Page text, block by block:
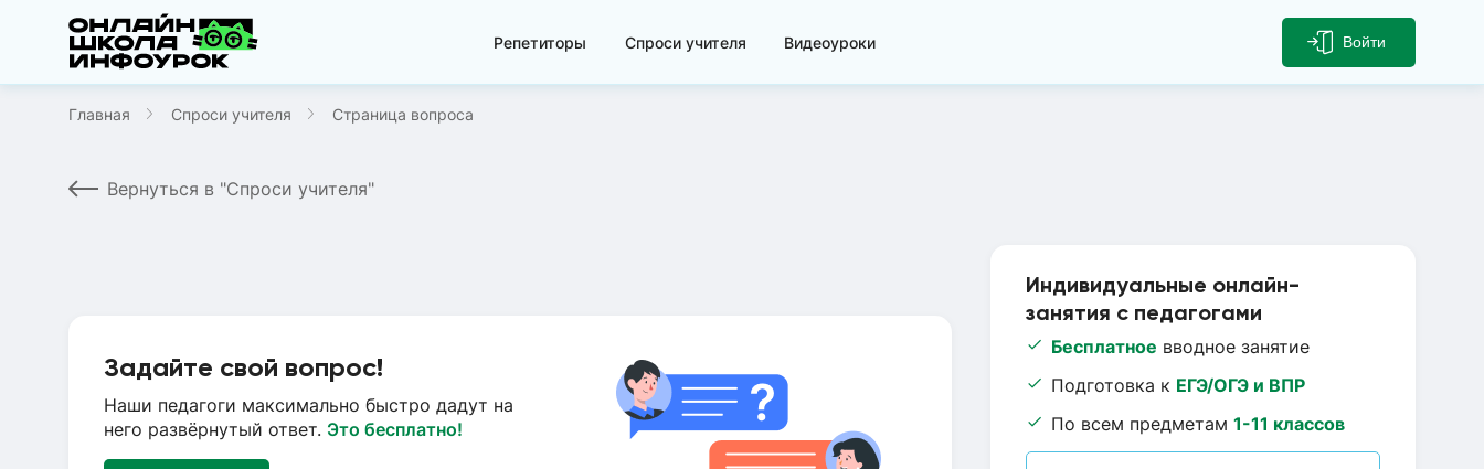
Репетиторы Спроси учителя Видеоуроки Войти
Главная Спроси учителя Страница вопроса
Вернуться в "Спроси учителя"
Индивидуальные онлайн-
занятия с педагогами
Бесплатное вводное занятие
Подготовка к ЕГЭ/ОГЭ и ВПР
По всем предметам 1-11 классов
Задайте свой вопрос!
Наши педагоги максимально быстро дадут на
него развёрнутый ответ. Это бесплатно!